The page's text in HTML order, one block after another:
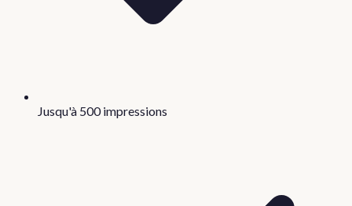
Jusqu'à 500 impressions